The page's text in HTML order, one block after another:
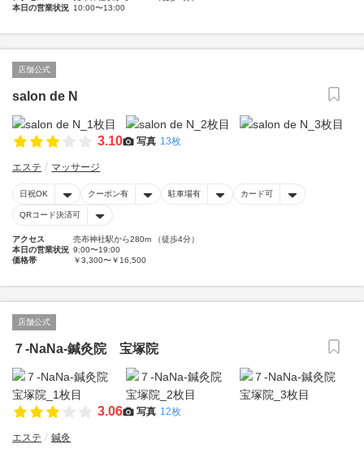
本日の営業状況 10:00〜13:00
店舗公式
salon de N
3.10 写真 13枚
エステ マッサージ
日祝OK クーポン有 駐車場有 カード可
QRコード決済可
アクセス
売布神社駅から280m （徒歩4分）
本日の営業状況 9:00〜19:00
価格帯
￥3,300〜￥16,500
店舗公式
７-NaNa-鍼灸院 宝塚院
3.06 写真 12枚
エステ 鍼灸